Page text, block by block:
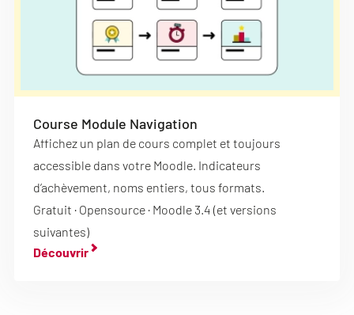
Course Module Navigation
Affichez un plan de cours complet et toujours
accessible dans votre Moodle. Indicateurs
d’achèvement, noms entiers, tous formats.
Gratuit · Opensource · Moodle 3.4 (et versions
suivantes)
Découvrir